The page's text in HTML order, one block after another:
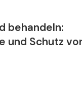
behandeln:
und Schutz